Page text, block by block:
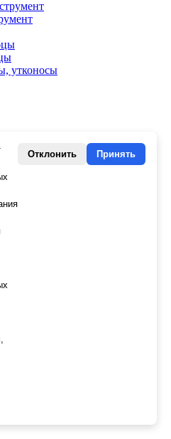
утконосы
кернеры
колец
металлу
рашпили
Отклонить Принять